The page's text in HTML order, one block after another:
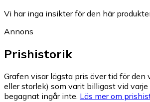
Vi har inga insikter för den här
Annons
Prishistorik
Grafen visar lägsta pris över tid för den
eller storlek) som varit billigast vid
begagnat ingår inte. Läs mer om